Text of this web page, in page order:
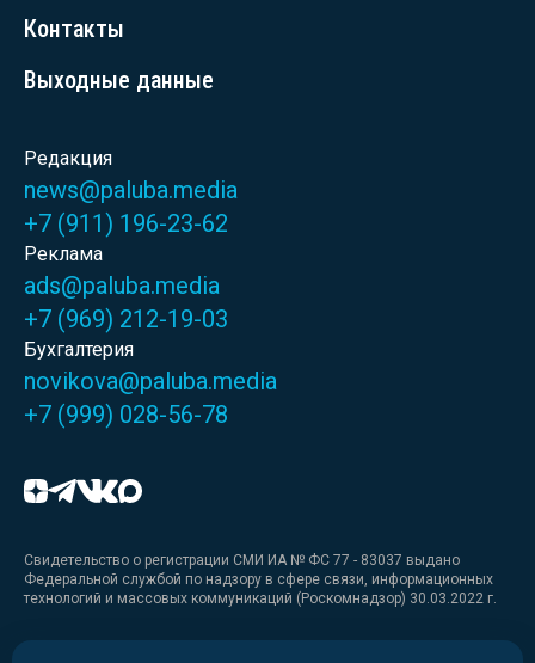
Контакты
Выходные данные
Редакция
news@paluba.media
+7 (911) 196-23-62
Реклама
ads@paluba.media
+7 (969) 212-19-03
Бухгалтерия
novikova@paluba.media
+7 (999) 028-56-78
Свидетельство о регистрации СМИ ИА № ФС 77 - 83037 выдано
Федеральной службой по надзору в сфере связи, информационных
технологий и массовых коммуникаций (Роскомнадзор) 30.03.2022 г.